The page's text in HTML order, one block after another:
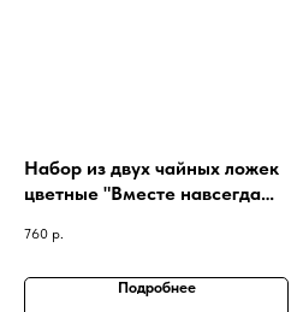
Набор из двух чайных ложек
цветные "Вместе навсегда
760 р.
Подробнее